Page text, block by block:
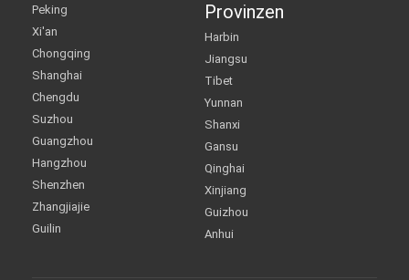
Peking
Xi'an
Chongqing
Shanghai
Chengdu
Suzhou
Guangzhou
Hangzhou
Shenzhen
Zhangjiajie
Guilin
Provinzen
Harbin
Jiangsu
Tibet
Yunnan
Shanxi
Gansu
Qinghai
Xinjiang
Guizhou
Anhui